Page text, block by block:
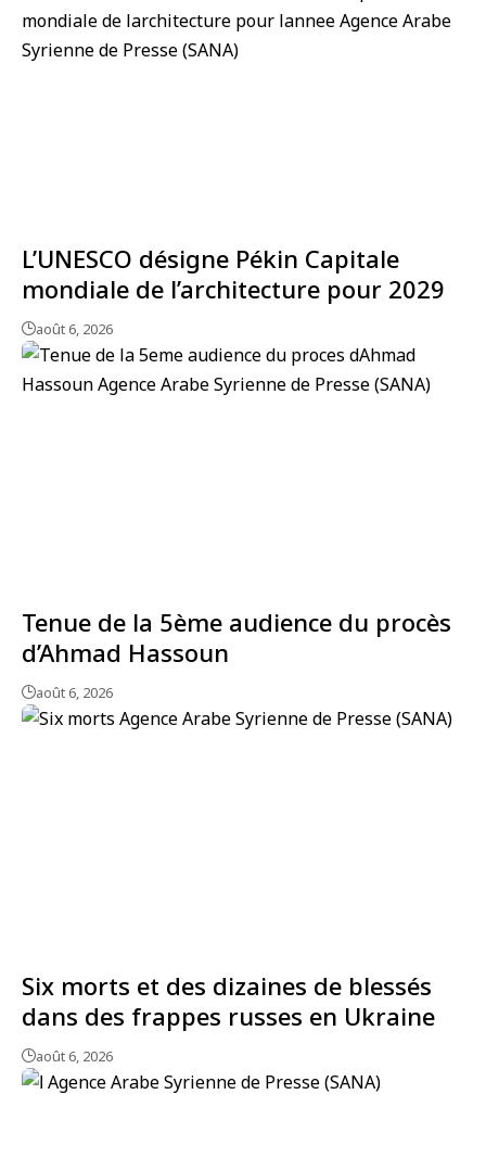
L’UNESCO désigne Pékin Capitale
mondiale de l’architecture pour 2029
août 6, 2026
Tenue de la 5ème audience du procès
d’Ahmad Hassoun
août 6, 2026
Six morts et des dizaines de blessés
dans des frappes russes en Ukraine
août 6, 2026